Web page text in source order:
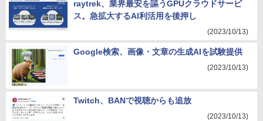
raytrek、業界最安を謳うGPUクラウドサービ
ス。急拡大するAI利活用を後押し
(2023/10/13)
Google検索、画像・文章の生成AIを試験提供
(2023/10/13)
Twitch、BANで視聴からも追放
(2023/10/13)